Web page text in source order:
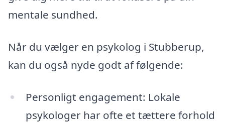
mentale sundhed.
Når du vælger en psykolog i Stubberup,
kan du også nyde godt af følgende:
Personligt engagement: Lokale
psykologer har ofte et tættere forhold